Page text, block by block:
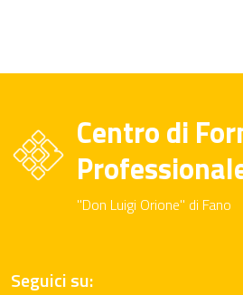
Centro di
"Don Luigi Orione" di Fano
Seguici su: